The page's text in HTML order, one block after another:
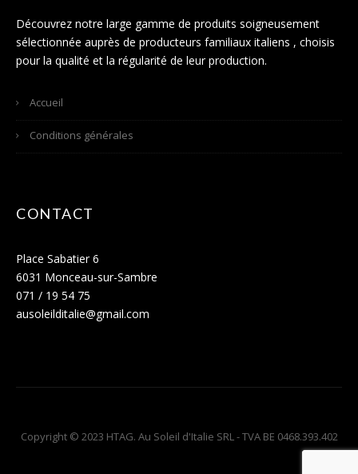
Découvrez notre large gamme de produits soigneusement
sélectionnée auprès de producteurs familiaux italiens , choisis
pour la qualité et la régularité de leur production.
Accueil
Conditions générales
CONTACT
Place Sabatier 6
6031 Monceau-sur-Sambre
071 / 19 54 75
ausoleilditalie@gmail.com
Copyright © 2023 HTAG. Au Soleil d'Italie SRL - TVA BE 0468.393.402